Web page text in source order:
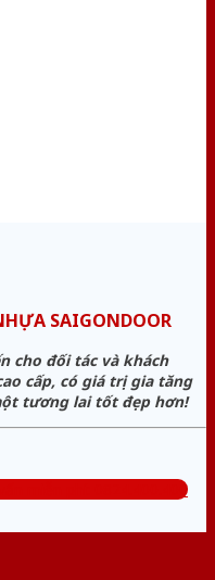
SAIGONDOOR
cho đối tác và khách
cấp, có giá trị gia tăng
tương lai tốt đẹp hơn!
miễn phí: 0824.400.400